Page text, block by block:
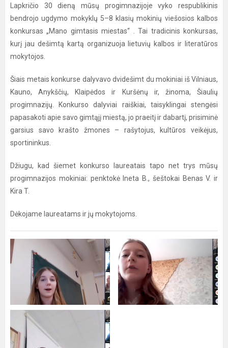
Lapkričio 30 dieną mūsų progimnazijoje vyko respublikinis
bendrojo ugdymo mokyklų 5–8 klasių mokinių viešosios kalbos
konkursas „Mano gimtasis miestas“ . Tai tradicinis konkursas,
kurį jau dešimtą kartą organizuoja lietuvių kalbos ir literatūros
mokytojos.
Šiais metais konkurse dalyvavo dvidešimt du mokiniai iš Vilniaus,
Kauno, Anykščių, Klaipėdos ir Kuršėnų ir, žinoma, Šiaulių
progimnazijų. Konkurso dalyviai raiškiai, taisyklingai stengėsi
papasakoti apie savo gimtąjį miestą, jo praeitį ir dabartį, prisiminė
garsius savo krašto žmones – rašytojus, kultūros veikėjus,
sportininkus.
Džiugu, kad šiemet konkurso laureatais tapo net trys mūsų
progimnazijos mokiniai: penktokė Ineta B., šeštokai Benas V. ir
Kira T.
Dėkojame laureatams ir jų mokytojoms.